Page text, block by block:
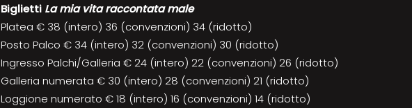
Biglietti La mia vita raccontata male
Platea € 38 (intero) 36 (convenzioni) 34 (ridotto)
Posto Palco € 34 (intero) 32 (convenzioni) 30 (ridotto)
Ingresso Palchi/Galleria € 24 (intero) 22 (convenzioni) 26 (ridotto)
Galleria numerata € 30 (intero) 28 (convenzioni) 21 (ridotto)
Loggione numerato € 18 (intero) 16 (convenzioni) 14 (ridotto)